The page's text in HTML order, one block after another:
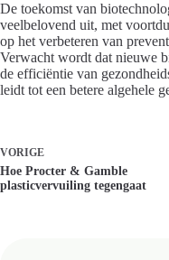
De toekomst van
veelbelovend uit, met
op het verbeteren van
Verwacht wordt dat nieuwe
de efficiëntie van
leidt tot een betere algehele
VORIGE
Hoe Procter & Gamble
plasticvervuiling tegengaat